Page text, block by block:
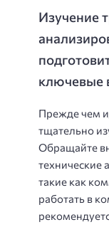
Изучение
ключевые
Прежде чем
тщательно
Обращайте
технические
такие как
работать в